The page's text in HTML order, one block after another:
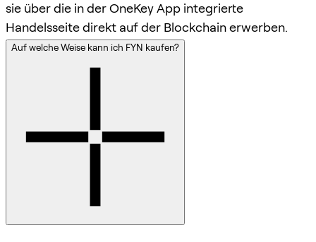
sie über die in der OneKey App integrierte
Handelsseite direkt auf der Blockchain erwerben.
Auf welche Weise kann ich FYN kaufen?